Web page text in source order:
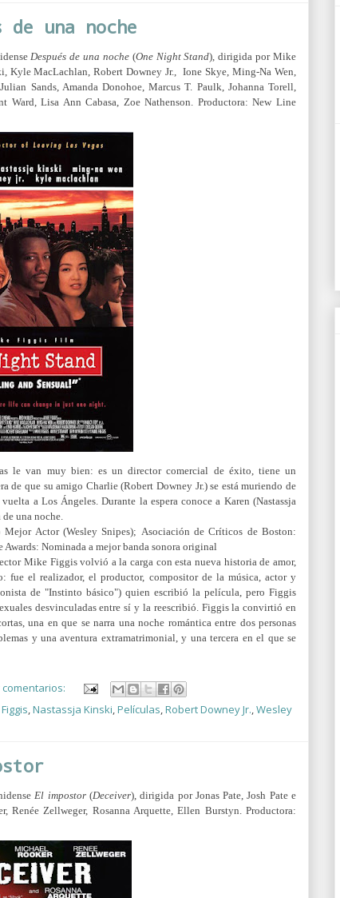
de una noche
Después de una noche(One Night Stand), dirigida por Mike
Kyle MacLachlan, Robert Downey Jr.,
Ione Skye, Ming-Na Wen,
Sands, Amanda Donohoe, Marcus T. Paulk, Johanna Torell,
Ward, Lisa Ann Cabasa, Zoe Nathenson. Productora:New Line
le van muy bien: es un director comercial de éxito, tiene un
de que su amigo Charlie (Robert Downey Jr.) se está muriendo de
a Los Ángeles. Durante la espera conoce a Karen (Nastassja
una noche.
Actor (Wesley Snipes); Asociación de Críticos de Boston:
Awards: Nominada a mejor banda sonora original
Mike Figgis volvió a la carga con esta nueva historia de amor,
el realizador, el productor, compositor de la música, actor y
de "Instinto básico") quien escribió la película, pero Figgis
desvinculadas entre sí y la reescribió. Figgis la convirtió en
una en que se narra una noche romántica entre dos personas
y una aventura extramatrimonial, y una tercera en el que se
,Nastassja Kinski,Películas,Robert Downey Jr.,Wesley
El impostor(Deceiver), dirigida por Jonas Pate, Josh Pate e
Zellweger, Rosanna Arquette, Ellen Burstyn. Productora: